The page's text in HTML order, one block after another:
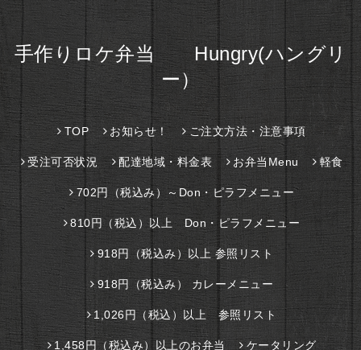
手作りロケ弁当 Hungry(ハングリ
ー）
TOP お知らせ！ ご注文方法・注意事項
受注可否状況 配達地域・料金表 お弁当Menu 軽食
702円（税込み）～Don・ピラフメニュー
810円（税込）以上 Don・ピラフメニュー
918円（税込み）以上 参照リスト
918円（税込み） カレーメニュー
1,026円（税込）以上 参照リスト
1,458円（税込み）以上のお弁当 ケータリング